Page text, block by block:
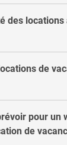
des locations
de
pour un
de